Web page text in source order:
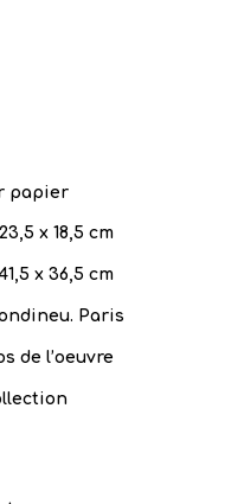
papier
23,5 x 18,5 cm
x 36,5 cm
Paris
de l’oeuvre